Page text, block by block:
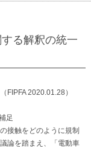
る解釈の統一
FIPFA 2020.01.28）
足
接触をどのように規制
論を踏まえ、「電動車